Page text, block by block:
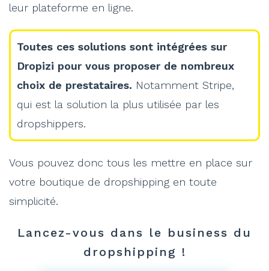
leur plateforme en ligne.
Toutes ces solutions sont intégrées sur
Dropizi pour vous proposer de nombreux
choix de prestataires. Notamment Stripe,
qui est la solution la plus utilisée par les
dropshippers.
Vous pouvez donc tous les mettre en place sur
votre boutique de dropshipping en toute
simplicité.
Lancez-vous dans le business du
dropshipping !